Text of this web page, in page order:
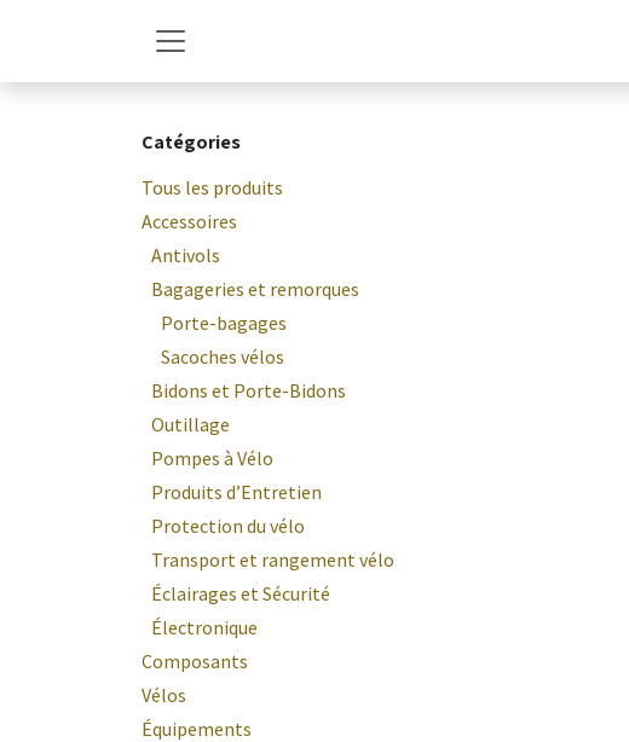
Catégories
Tous les produits
Accessoires
Antivols
Bagageries et remorques
Porte-bagages
Sacoches vélos
Bidons et Porte-Bidons
Outillage
Pompes à Vélo
Produits d’Entretien
Protection du vélo
Transport et rangement vélo
Éclairages et Sécurité
Électronique
Composants
Vélos
Équipements